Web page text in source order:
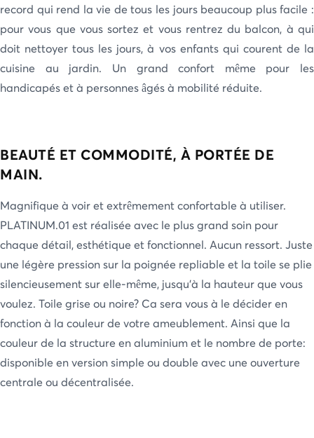
record qui rend la vie de tous les jours beaucoup plus facile :
pour vous que vous sortez et vous rentrez du balcon, à qui
doit nettoyer tous les jours, à vos enfants qui courent de la
cuisine au jardin. Un grand confort même pour les
handicapés et à personnes âgés à mobilité réduite.
BEAUTÉ ET COMMODITÉ, À PORTÉE DE
MAIN.
Magnifique à voir et extrêmement confortable à utiliser.
PLATINUM.01 est réalisée avec le plus grand soin pour
chaque détail, esthétique et fonctionnel. Aucun ressort. Juste
une légère pression sur la poignée repliable et la toile se plie
silencieusement sur elle-même, jusqu’à la hauteur que vous
voulez. Toile grise ou noire? Ca sera vous à le décider en
fonction à la couleur de votre ameublement. Ainsi que la
couleur de la structure en aluminium et le nombre de porte:
disponible en version simple ou double avec une ouverture
centrale ou décentralisée.